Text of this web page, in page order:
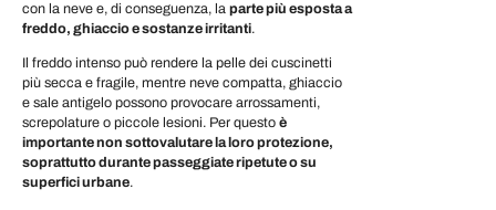
con la neve e, di conseguenza, la parte più esposta a
freddo, ghiaccio e sostanze irritanti.
Il freddo intenso può rendere la pelle dei cuscinetti
più secca e fragile, mentre neve compatta, ghiaccio
e sale antigelo possono provocare arrossamenti,
screpolature o piccole lesioni. Per questo è
importante non sottovalutare la loro protezione,
soprattutto durante passeggiate ripetute o su
superfici urbane.